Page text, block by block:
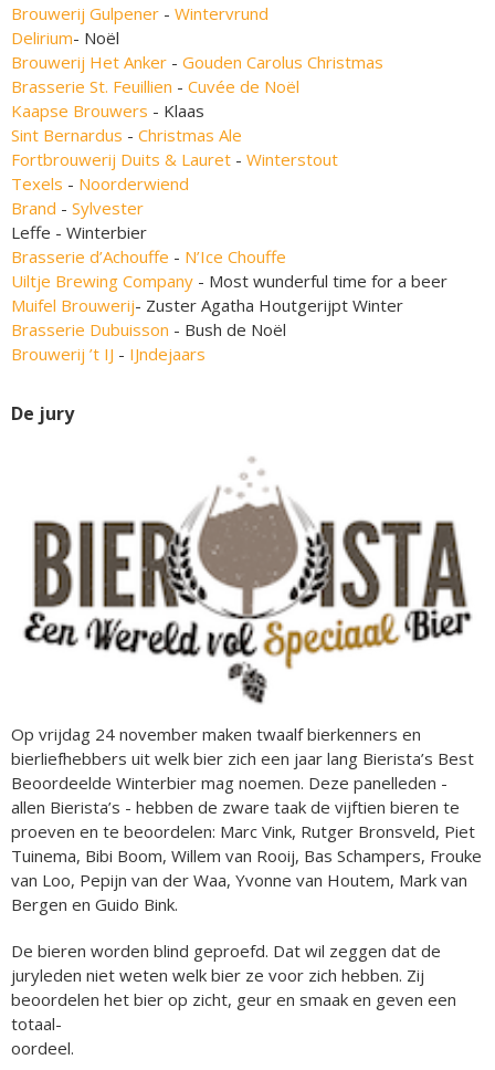
Brouwerij Gulpener - Wintervrund
Delirium- Noël
Brouwerij Het Anker - Gouden Carolus Christmas
Brasserie St. Feuillien - Cuvée de Noël
Kaapse Brouwers - Klaas
Sint Bernardus - Christmas Ale
Fortbrouwerij Duits & Lauret - Winterstout
Texels - Noorderwiend
Brand - Sylvester
Leffe - Winterbier
Brasserie d’Achouffe - N’Ice Chouffe
Uiltje Brewing Company - Most wunderful time for a beer
Muifel Brouwerij- Zuster Agatha Houtgerijpt Winter
Brasserie Dubuisson - Bush de Noël
Brouwerij ’t IJ - IJndejaars
De jury
Op vrijdag 24 november maken twaalf bierkenners en
bierliefhebbers uit welk bier zich een jaar lang Bierista’s Best
Beoordeelde Winterbier mag noemen. Deze panelleden -
allen Bierista’s - hebben de zware taak de vijftien bieren te
proeven en te beoordelen: Marc Vink, Rutger Bronsveld, Piet
Tuinema, Bibi Boom, Willem van Rooij, Bas Schampers, Frouke
van Loo, Pepijn van der Waa, Yvonne van Houtem, Mark van
Bergen en Guido Bink.
De bieren worden blind geproefd. Dat wil zeggen dat de
juryleden niet weten welk bier ze voor zich hebben. Zij
beoordelen het bier op zicht, geur en smaak en geven een
totaal-
oordeel.